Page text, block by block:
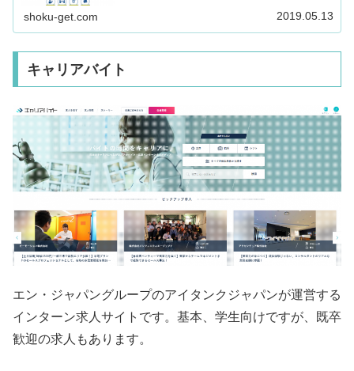
shoku-get.com 2019.05.13
キャリアバイト
エン・ジャパングループのアイタンクジャパンが運営する
インターン求人サイトです。基本、学生向けですが、既卒
歓迎の求人もあります。